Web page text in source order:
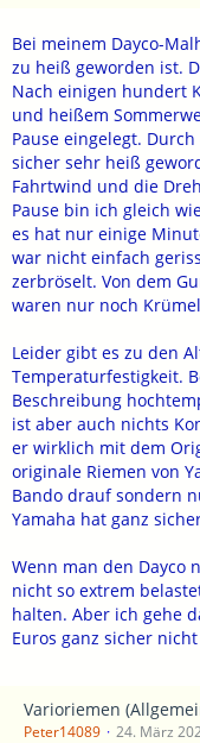
Bei meinem Dayco-
zu heiß geworden ist.
Nach einigen hundert
und heißem
Pause eingelegt.
sicher sehr heiß
Fahrtwind und die
Pause bin ich gleich
es hat nur einige
war nicht einfach
zerbröselt. Von dem
waren nur noch
Leider gibt es zu den
Temperaturfestigkeit.
Beschreibung
ist aber auch nichts
er wirklich mit dem
originale Riemen von
Bando drauf sondern
Yamaha hat ganz
Wenn man den Dayco
nicht so extrem
halten. Aber ich gehe
Euros ganz sicher
Varioriemen
Peter14089 24. März